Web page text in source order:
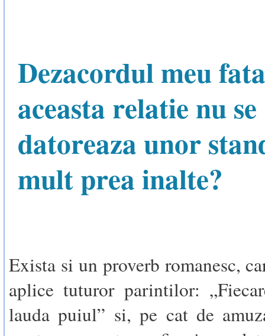
Dezacordul meu
aceasta relatie nu se
datoreaza unor
mult prea inalte?
Exista si un proverb romanesc,
aplice tuturor parintilor:
lauda puiul” si, pe cat de